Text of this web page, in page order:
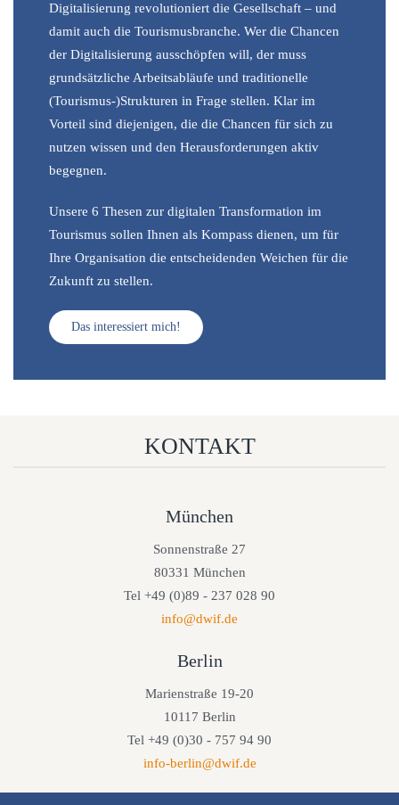
Digitalisierung revolutioniert die Gesellschaft – und
damit auch die Tourismusbranche. Wer die Chancen
der Digitalisierung ausschöpfen will, der muss
grundsätzliche Arbeitsabläufe und traditionelle
(Tourismus-)Strukturen in Frage stellen. Klar im
Vorteil sind diejenigen, die die Chancen für sich zu
nutzen wissen und den Herausforderungen aktiv
begegnen.
Unsere 6 Thesen zur digitalen Transformation im
Tourismus sollen Ihnen als Kompass dienen, um für
Ihre Organisation die entscheidenden Weichen für die
Zukunft zu stellen.
Das interessiert mich!
KONTAKT
München
Sonnenstraße 27
80331 München
Tel +49 (0)89 - 237 028 90
info@dwif.de
Berlin
Marienstraße 19-20
10117 Berlin
Tel +49 (0)30 - 757 94 90
info-berlin@dwif.de